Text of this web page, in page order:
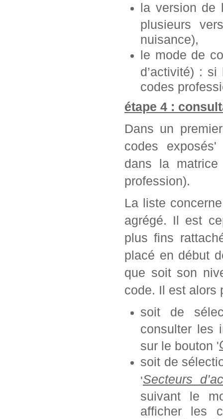
la version de
plusieurs
nuisance),
le mode de
d’activité) :
codes
étape 4 :
Dans un
codes
dans la
profession).
La liste
agrégé. Il est
plus fins
placé en début
que soit son
code. Il est alors
soit de
consulter les
sur le bouton '
soit de
'Secteurs
suivant le
afficher les